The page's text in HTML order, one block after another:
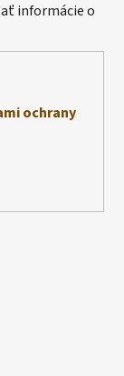
informácie o
ochrany